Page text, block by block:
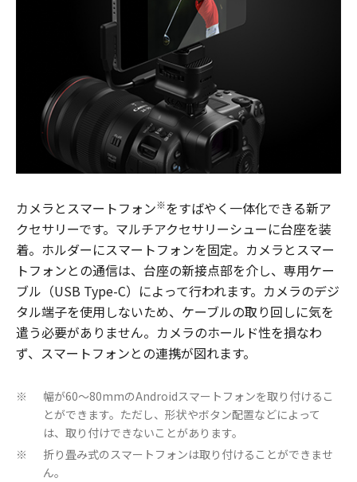
カメラとスマートフォン※をすばやく一体化できる新ア
クセサリーです。マルチアクセサリーシューに台座を装
着。ホルダーにスマートフォンを固定。カメラとスマー
トフォンとの通信は、台座の新接点部を介し、専用ケー
ブル（USB Type-C）によって行われます。カメラのデジ
タル端子を使用しないため、ケーブルの取り回しに気を
遣う必要がありません。カメラのホールド性を損なわ
ず、スマートフォンとの連携が図れます。
※
幅が60～80mmのAndroidスマートフォンを取り付けるこ
とができます。ただし、形状やボタン配置などによって
は、取り付けできないことがあります。
※
折り畳み式のスマートフォンは取り付けることができませ
ん。